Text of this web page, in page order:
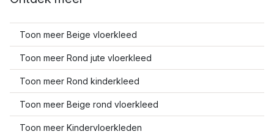
Toon meer Beige vloerkleed
Toon meer Rond jute vloerkleed
Toon meer Rond kinderkleed
Toon meer Beige rond vloerkleed
Toon meer Kindervloerkleden